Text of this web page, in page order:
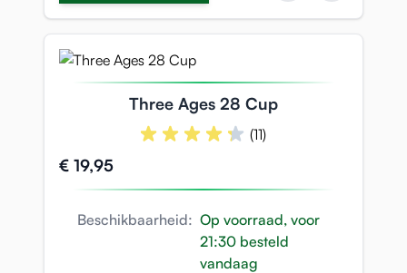
Three Ages 28 Cup
(11)
€ 19,95
Beschikbaarheid: Op voorraad, voor
21:30 besteld
vandaag